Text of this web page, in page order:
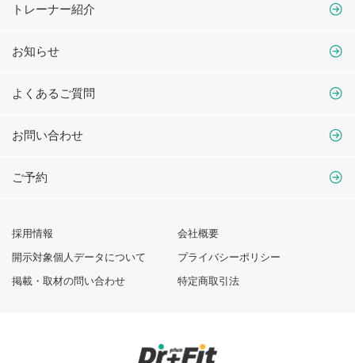
トレーナー紹介
お知らせ
よくあるご質問
お問い合わせ
ご予約
採用情報
会社概要
開示対象個人データについて
プライバシーポリシー
掲載・取材の問い合わせ
特定商取引法